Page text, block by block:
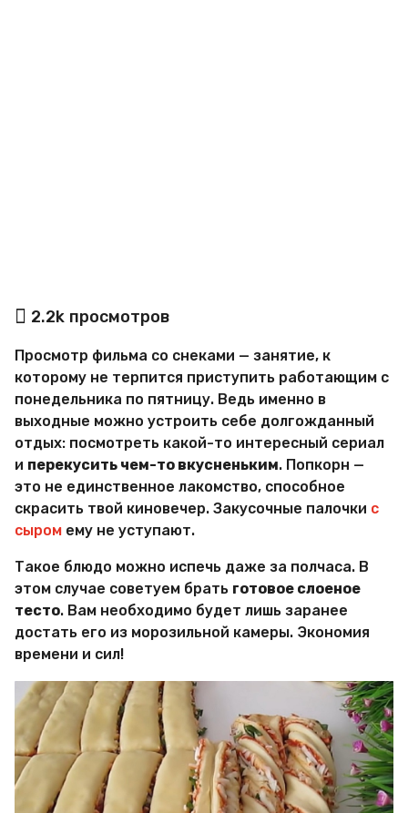
а
в
о
р
М
и
р
Х
и
т
р
о
с
е
й
2.2k просмотров
Просмотр фильма со снеками — занятие, к
которому не терпится приступить работающим с
понедельника по пятницу. Ведь именно в
выходные можно устроить себе долгожданный
отдых: посмотреть какой-то интересный сериал
и перекусить чем-то вкусненьким. Попкорн —
это не единственное лакомство, способное
скрасить твой киновечер. Закусочные палочки с
сыром ему не уступают.
Такое блюдо можно испечь даже за полчаса. В
этом случае советуем брать готовое слоеное
тесто. Вам необходимо будет лишь заранее
достать его из морозильной камеры. Экономия
времени и сил!